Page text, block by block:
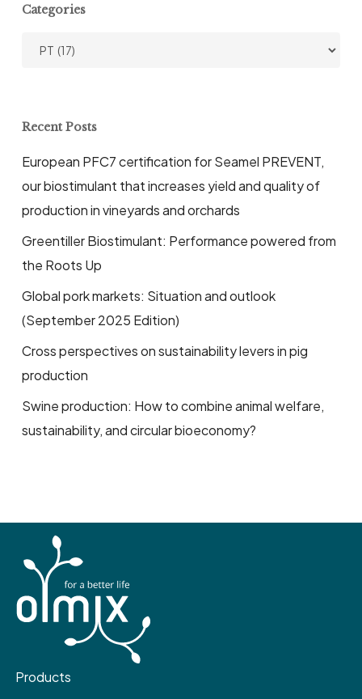
Categories
Categories
Recent Posts
European PFC7 certification for Seamel PREVENT,
our biostimulant that increases yield and quality of
production in vineyards and orchards
Greentiller Biostimulant: Performance powered from
the Roots Up
Global pork markets: Situation and outlook
(September 2025 Edition)
Cross perspectives on sustainability levers in pig
production
Swine production: How to combine animal welfare,
sustainability, and circular bioeconomy?
Products